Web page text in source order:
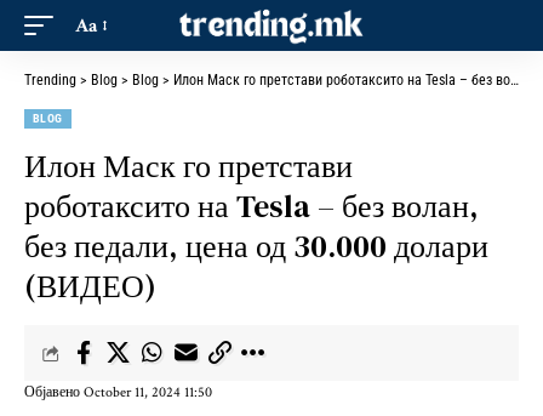
Aa
Trending > Blog > Blog > Илон Маск го претстави роботаксито на Tesla – без волан, без педали, цена од 30.000 долари (ВИДЕО)
BLOG
Илон Маск го претстави
роботаксито на Tesla – без волан,
без педали, цена од 30.000 долари
(ВИДЕО)
Објавено October 11, 2024 11:50